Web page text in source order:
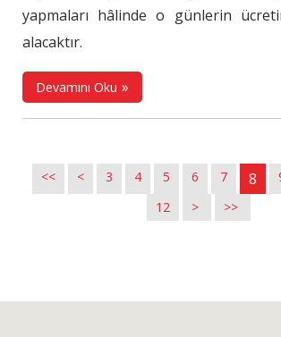
yapmaları hâlinde o günlerin
alacaktır.
Devamını Oku
<< < 3 4 5 6 7 8
12
> >>